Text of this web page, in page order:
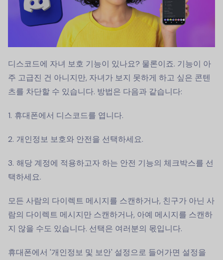
디스코드에 자녀 보호 기능이 있나요? 물론이죠. 기능이 아
주 고급진 건 아니지만, 자녀가 보지 못하게 하고 싶은 콘텐
츠를 차단할 수 있습니다. 방법은 다음과 같습니다:
휴대폰에서 디스코드를 엽니다.
개인정보 보호와 안전을 선택하세요.
해당 계정에 적용하고자 하는 안전 기능의 체크박스를 선
택하세요.
모든 사람의 다이렉트 메시지를 스캔하거나, 친구가 아닌 사
람의 다이렉트 메시지만 스캔하거나, 아예 메시지를 스캔하
지 않을 수도 있습니다. 선택은 여러분의 몫입니다.
휴대폰에서 '개인정보 및 보안' 설정으로 들어가면 설정을